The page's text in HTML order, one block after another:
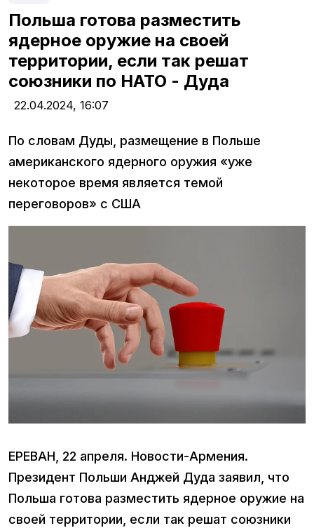
Польша готова разместить
ядерное оружие на своей
территории, если так решат
союзники по НАТО - Дуда
22.04.2024, 16:07
По словам Дуды, размещение в Польше
американского ядерного оружия «уже
некоторое время является темой
переговоров» с США
ЕРЕВАН, 22 апреля. Новости-Армения.
Президент Польши Анджей Дуда заявил, что
Польша готова разместить ядерное оружие на
своей территории, если так решат союзники